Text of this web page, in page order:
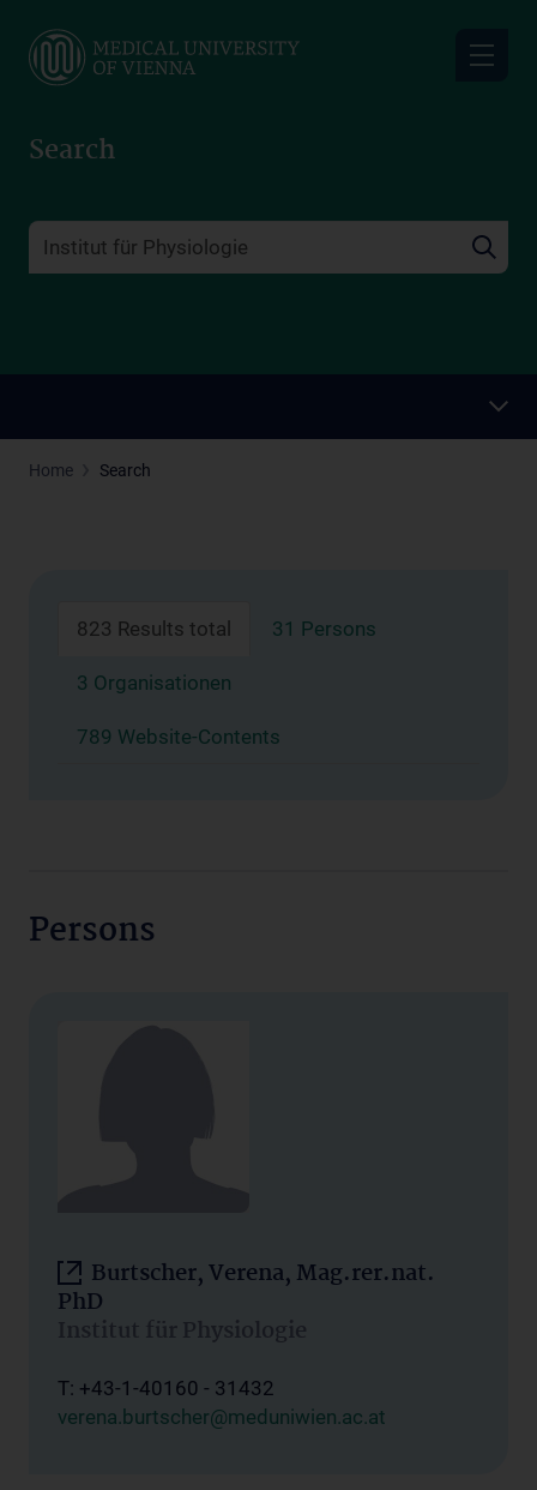
main
Search
Home Search
823 Results total 31 Persons
3 Organisationen
789 Website-Contents
Persons
Burtscher, Verena, Mag.rer.nat.
PhD
Institut für Physiologie
T: +43-1-40160 - 31432
verena.burtscher@meduniwien.ac.at